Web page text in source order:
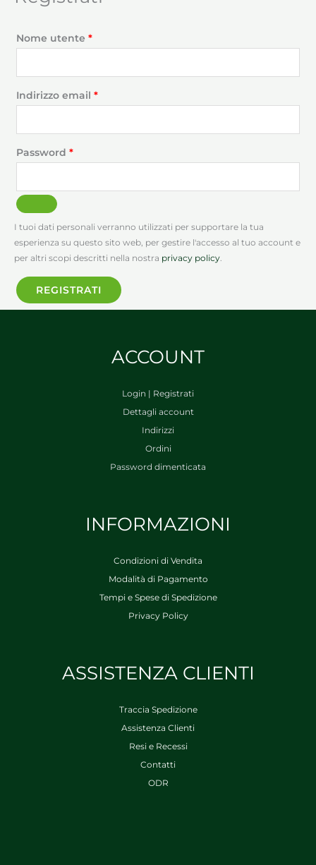
Nome utente *
Indirizzo email *
Password *
I tuoi dati personali verranno utilizzati per supportare la tua
esperienza su questo sito web, per gestire l'accesso al tuo account e
per altri scopi descritti nella nostra privacy policy
REGISTRATI
ACCOUNT
Login | Registrati
Dettagli account
Indirizzi
Ordini
Password dimenticata
INFORMAZIONI
Condizioni di Vendita
Modalità di Pagamento
Tempi e Spese di Spedizione
Privacy Policy
ASSISTENZA CLIENTI
Traccia Spedizione
Assistenza Clienti
Resi e Recessi
Contatti
ODR